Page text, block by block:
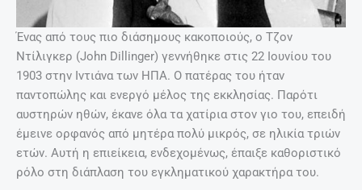
Ένας από τους πιο διάσημους κακοποιούς, ο Τζον
Ντίλιγκερ (John Dillinger) γεννήθηκε στις 22 Ιουνίου του
1903 στην Ιντιάνα των ΗΠΑ. Ο πατέρας του ήταν
παντοπώλης και ενεργό μέλος της εκκλησίας. Παρότι
αυστηρών ηθών, έκανε όλα τα χατίρια στον γιο του, επειδή
έμεινε ορφανός από μητέρα πολύ μικρός, σε ηλικία τριών
ετών. Αυτή η επιείκεια, ενδεχομένως, έπαιξε καθοριστικό
ρόλο στη διάπλαση του εγκληματικού χαρακτήρα του.